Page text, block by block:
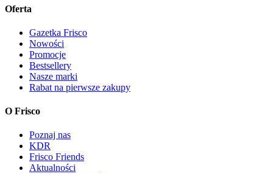
Oferta
Gazetka Frisco
Nowości
Promocje
Bestsellery
Nasze marki
Rabat na pierwsze zakupy
O Frisco
Poznaj nas
KDR
Frisco Friends
Aktualności